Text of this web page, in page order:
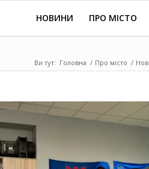
НОВИНИ ПРО МІСТО
Ви тут: Головна / Про місто /